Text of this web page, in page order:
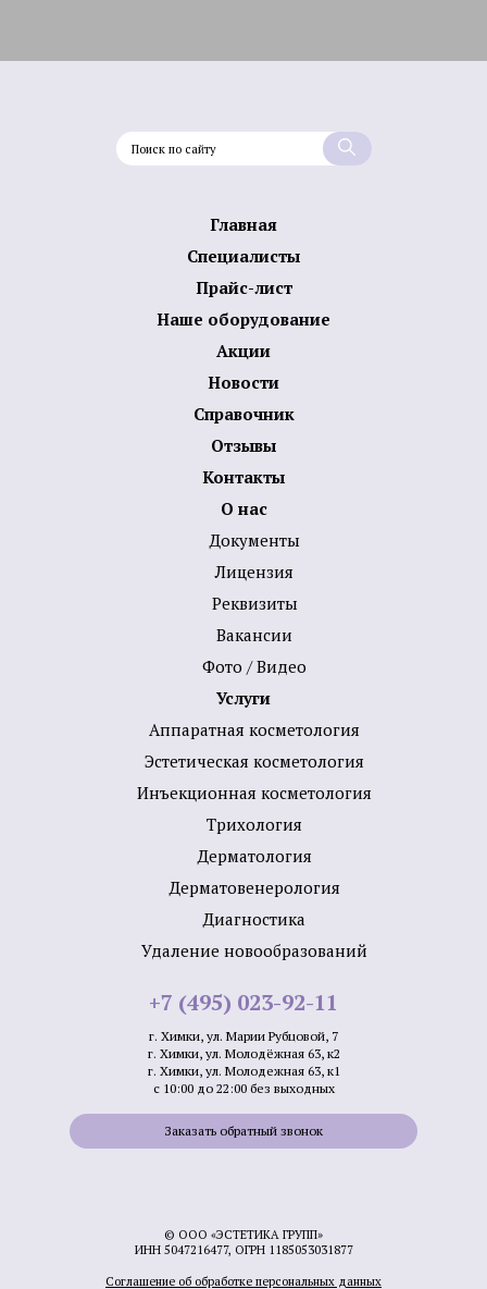
Главная
Специалисты
Прайс-лист
Наше оборудование
Акции
Новости
Справочник
Отзывы
Контакты
О нас
Документы
Лицензия
Реквизиты
Вакансии
Фото / Видео
Услуги
Аппаратная косметология
Эстетическая косметология
Инъекционная косметология
Трихология
Дермато­логия
Дерматовенерология
Диагностика
Удаление новообразований
+7 (495) 023-92-11
г. Химки, ул. Марии Рубцовой, 7
г. Химки, ул. Молодёжная 63, к2
г. Химки, ул. Молодежная 63, к1
с 10:00 до 22:00 без выходных
Заказать обратный звонок
© ООО «ЭСТЕТИКА ГРУПП»
ИНН 5047216477, ОГРН 1185053031877
Соглашение об обработке персональных данных